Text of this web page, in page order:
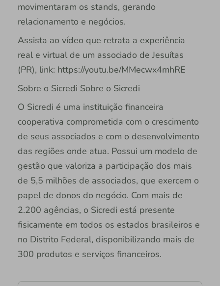
movimentaram os stands, gerando
relacionamento e negócios.
Assista ao vídeo que retrata a experiência
real e virtual de um associado de Jesuítas
(PR), link: https://youtu.be/MMecwx4mhRE
Sobre o Sicredi Sobre o Sicredi
O Sicredi é uma instituição financeira
cooperativa comprometida com o crescimento
de seus associados e com o desenvolvimento
das regiões onde atua. Possui um modelo de
gestão que valoriza a participação dos mais
de 5,5 milhões de associados, que exercem o
papel de donos do negócio. Com mais de
2.200 agências, o Sicredi está presente
fisicamente em todos os estados brasileiros e
no Distrito Federal, disponibilizando mais de
300 produtos e serviços financeiros.